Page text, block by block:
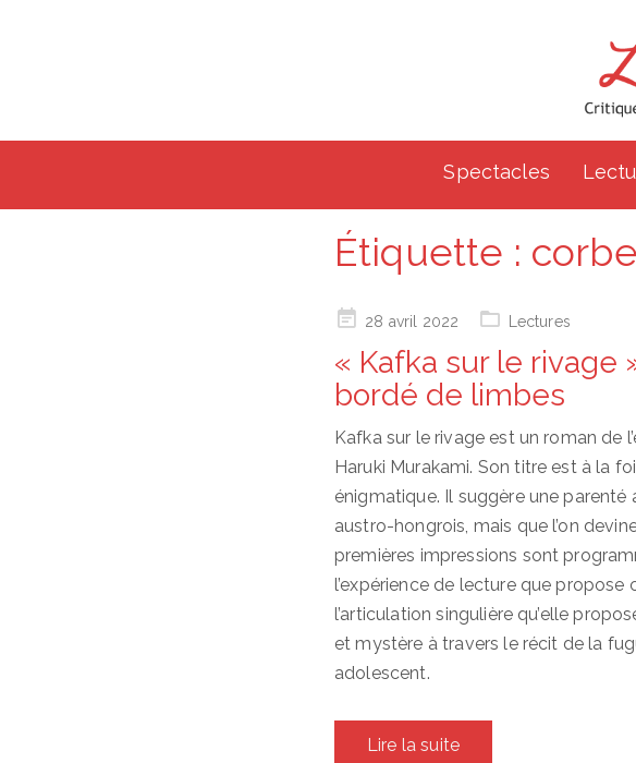
Spectacles
Étiquette :
Posted28 avril 2022 Lectures
« Kafka sur le rivage
bordé de limbes
Kafka sur le rivage est un roman de
Haruki Murakami. Son titre est à la
énigmatique. Il suggère une parenté
austro-hongrois, mais que l’on
premières impressions sont
l’expérience de lecture que
l’articulation singulière qu’elle
et mystère à travers le récit de la
adolescent.
Lire la suite